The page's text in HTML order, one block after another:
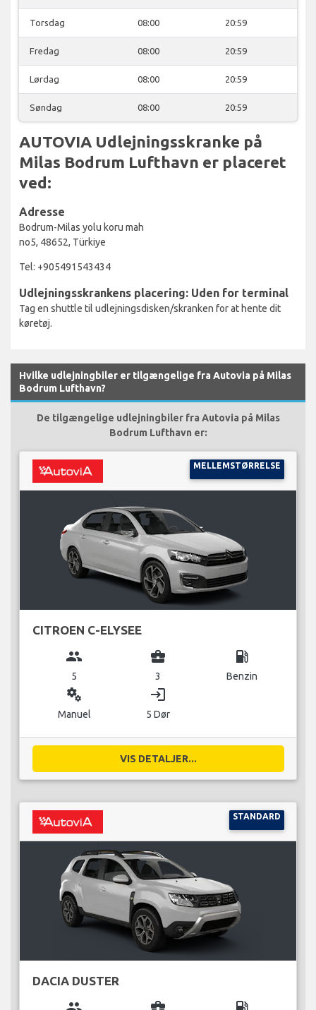
Torsdag 08:00 20:59
Fredag 08:00 20:59
Lørdag 08:00 20:59
Søndag 08:00 20:59
AUTOVIA Udlejningsskranke på
Milas Bodrum Lufthavn er placeret
ved:
Adresse
Bodrum-Milas yolu koru mah
no5, 48652, Türkiye
Tel: +905491543434
Udlejningsskrankens placering: Uden for terminal
Tag en shuttle til udlejningsdisken/skranken for at hente dit
køretøj.
Hvilke udlejningbiler er tilgængelige fra Autovia på Milas
Bodrum Lufthavn?
De tilgængelige udlejningbiler fra Autovia på Milas
Bodrum Lufthavn er:
MELLEMSTØRRELSE
CITROEN C-ELYSEE
group
5
business_center
3
local_gas_station
Benzin
miscellaneous_services
Manuel
login
5 Dør
VIS DETALJER...
STANDARD
DACIA DUSTER